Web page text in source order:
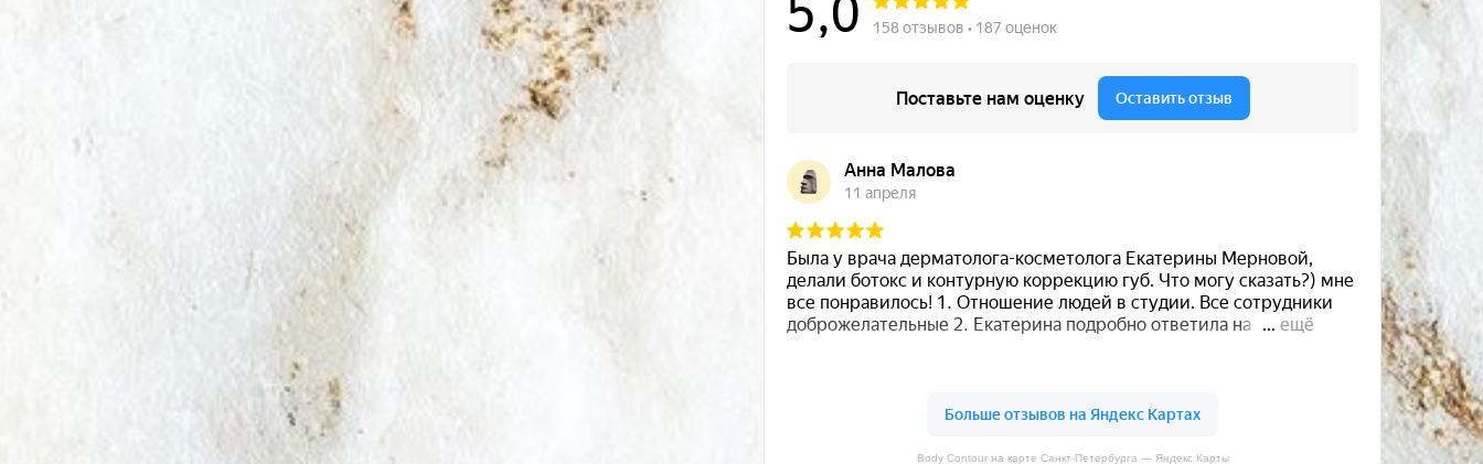
Body Contour на карте Санкт‑Петербурга — Яндекс Карты